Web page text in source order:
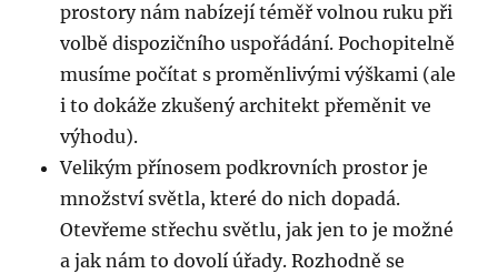
prostory nám nabízejí téměř volnou ruku při
volbě dispozičního uspořádání. Pochopitelně
musíme počítat s proměnlivými výškami (ale
i to dokáže zkušený architekt přeměnit ve
výhodu).
Velikým přínosem podkrovních prostor je
množství světla, které do nich dopadá.
Otevřeme střechu světlu, jak jen to je možné
a jak nám to dovolí úřady. Rozhodně se